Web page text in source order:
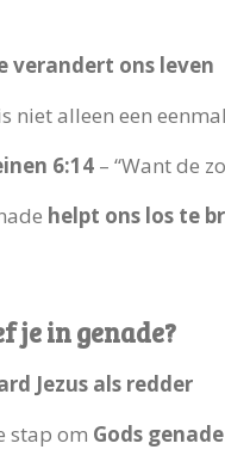
verandert ons leven
niet alleen een
6:14 – “Want de
helpt ons los te
je in genade?
Jezus als redder
stap om Gods